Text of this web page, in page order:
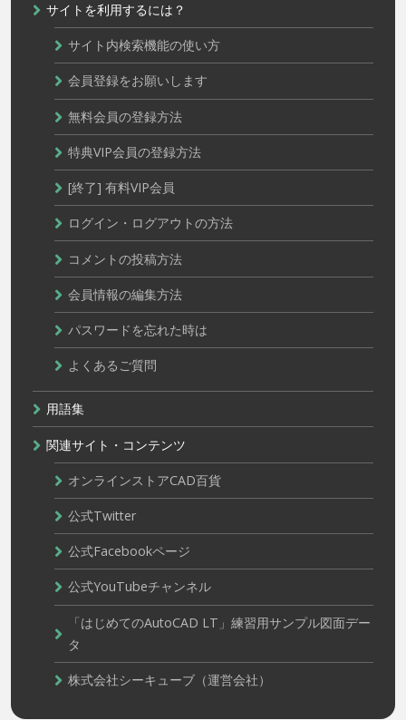
サイトを利用するには？
サイト内検索機能の使い方
会員登録をお願いします
無料会員の登録方法
特典VIP会員の登録方法
[終了] 有料VIP会員
ログイン・ログアウトの方法
コメントの投稿方法
会員情報の編集方法
パスワードを忘れた時は
よくあるご質問
用語集
関連サイト・コンテンツ
オンラインストアCAD百貨
公式Twitter
公式Facebookページ
公式YouTubeチャンネル
「はじめてのAutoCAD LT」練習用サンプル図面デー
タ
株式会社シーキューブ（運営会社）